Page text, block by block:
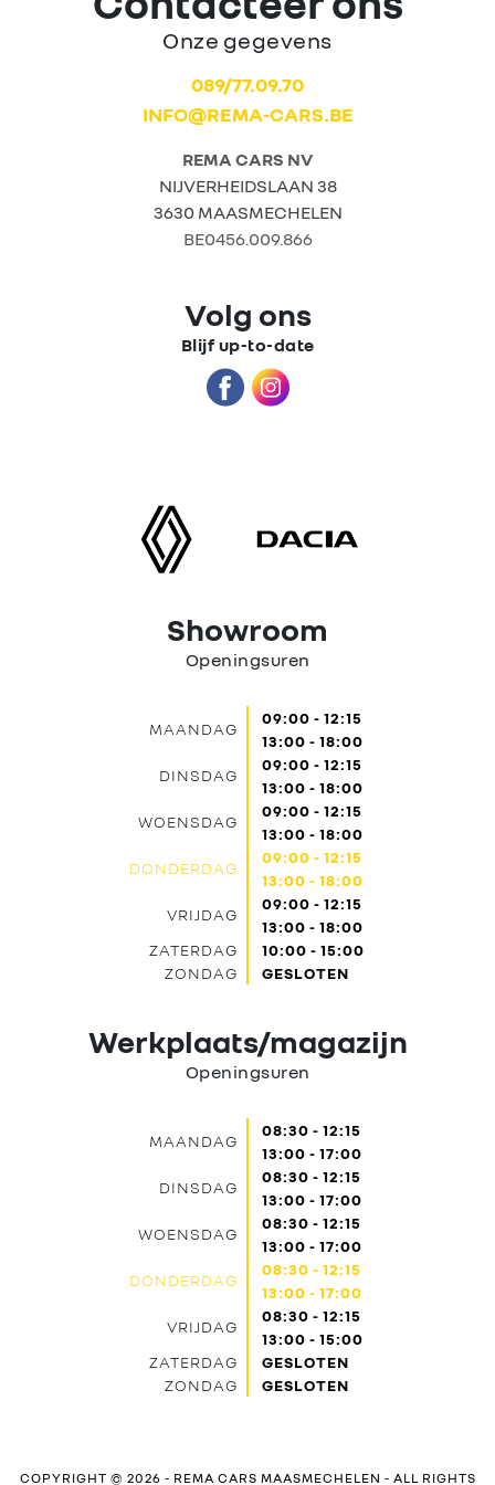
Home
Tweedehands
wagens
Stock wagens
Carrosserie
Wie zijn we?
Onze gegevens
089/77.09.70
INFO@REMA-CARS.BE
REMA CARS NV
NIJVERHEIDSLAAN 38
3630 MAASMECHELEN
BE0456.009.866
Volg ons
Blijf up-to-date
Showroom
Openingsuren
MAANDAG
09:00 - 12:15
13:00 - 18:00
DINSDAG
09:00 - 12:15
13:00 - 18:00
WOENSDAG
09:00 - 12:15
13:00 - 18:00
DONDERDAG
09:00 - 12:15
13:00 - 18:00
VRIJDAG
09:00 - 12:15
13:00 - 18:00
ZATERDAG
10:00 - 15:00
ZONDAG
GESLOTEN
Werkplaats/magazijn
Openingsuren
MAANDAG
08:30 - 12:15
13:00 - 17:00
DINSDAG
08:30 - 12:15
13:00 - 17:00
WOENSDAG
08:30 - 12:15
13:00 - 17:00
DONDERDAG
08:30 - 12:15
13:00 - 17:00
VRIJDAG
08:30 - 12:15
13:00 - 15:00
ZATERDAG
GESLOTEN
ZONDAG
GESLOTEN
COPYRIGHT © 2026 - REMA CARS MAASMECHELEN - ALL RIGHTS